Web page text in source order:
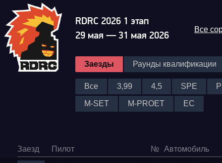
RDRC 2026 1 этап
29 мая — 31 мая 2026
Все
Заезды Раунды квалификации
Все 3,99 4,5 SPE
M-SET M-PROET EC
Заезд Пилот № Автомобиль